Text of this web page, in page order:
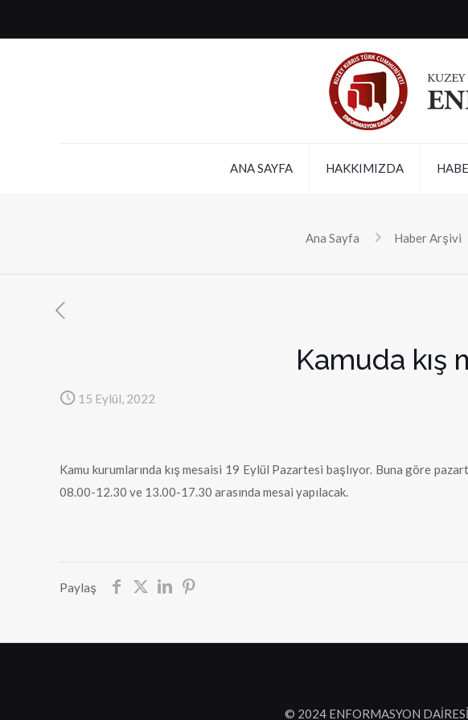
ANA SAYFA HAKKIMIZDA
Ana Sayfa Haber Arşivi
Kamuda kış
15 Eylül, 2022
Kamu kurumlarında kış mesaisi 19 Eylül Pazartesi başlıyor. Buna göre
08.00-12.30 ve 13.00-17.30 arasında mesai yapılacak.
Paylaş
© 2024 ENFORMASYON